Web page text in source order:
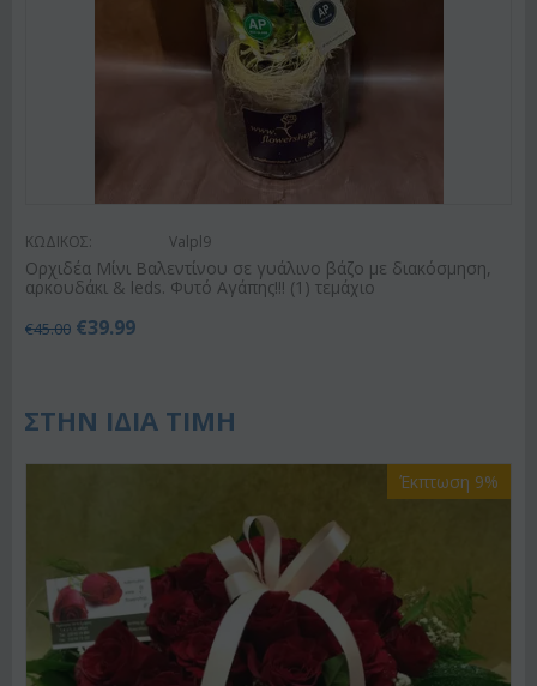
ΚΩΔΙΚΟΣ: Valpl9
Ορχιδέα Μίνι Βαλεντίνου σε γυάλινο βάζο με διακόσμηση,
αρκουδάκι & leds. Φυτό Αγάπης!!! (1) τεμάχιο
€45.00 €39.99
ΣΤΗΝ ΙΔΙΑ ΤΙΜΗ
Έκπτωση 9%